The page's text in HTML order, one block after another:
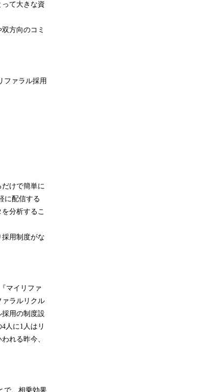
て大きな資
方向のコミ
ファラル採用
けで簡単に
に配信する
分析するこ
用制度がな
マイリファ
ァラルリクル
用の制度設
人に1人はリ
れる昨今、
で、相乗効果